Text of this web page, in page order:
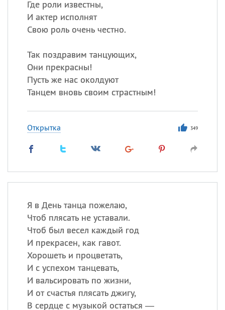
Где роли известны,
И актер исполнят
Свою роль очень честно.
Так поздравим танцующих,
Они прекрасны!
Пусть же нас околдуют
Танцем вновь своим страстным!
Открытка 349
Я в День танца пожелаю,
Чтоб плясать не уставали.
Чтоб был весел каждый год
И прекрасен, как гавот.
Хорошеть и процветать,
И с успехом танцевать,
И вальсировать по жизни,
И от счастья плясать джигу,
В сердце с музыкой остаться —